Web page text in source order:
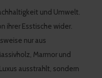
und Umwelt.
ihrer Esstische wider.
nur aus
Marmor und
ausstrahlt, sondern